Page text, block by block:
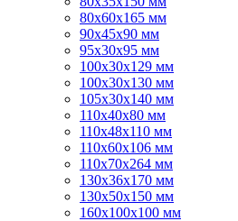
80х60х165 мм
90х45х90 мм
95х30х95 мм
100х30х129 мм
100х30х130 мм
105х30х140 мм
110х40х80 мм
110х48х110 мм
110х60х106 мм
110х70х264 мм
130х36х170 мм
130х50х150 мм
160х100х100 мм